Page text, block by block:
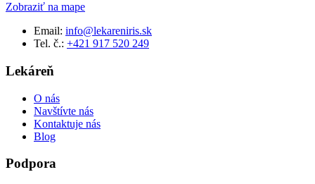
Zobraziť na mape
Email: info@lekareniris.sk
Tel. č.: +421 917 520 249
Lekáreň
O nás
Navštívte nás
Kontaktuje nás
Blog
Podpora